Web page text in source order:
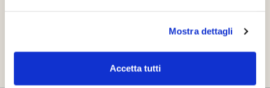
Mostra dettagli
Accetta tutti
Prenota una Visita